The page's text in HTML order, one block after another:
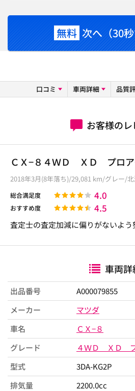
無料 次へ（30秒
口コミ 車両詳細 品質
お客様の
ＣＸ−８４ＷＤ ＸＤ プロア
2018年3月(8年落ち)/29,081 km/グレー/
総合満足度 4.0
おすすめ度 4.5
査定士の査定加減に偏りがないよ
車両詳
出品番号
A000079855
メーカー
マツダ
車名
ＣＸ−８
グレード
４ＷＤ ＸＤ
型式
3DA-KG2P
排気量
2200.0cc